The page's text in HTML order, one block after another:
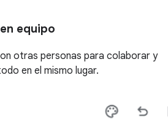
equipo
otras personas para colaborar y
en el mismo lugar.